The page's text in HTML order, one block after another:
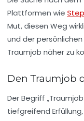
Plattformen wie
Mut, diesen Weg
und der
Traumjob näher zu
Den Traumjob
Der Begriff
tiefgreifend